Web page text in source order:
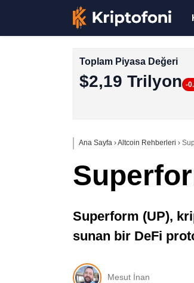
Toplam Piyasa Değeri
$2,19 Trilyon -
Ana Sayfa ›Altcoin Rehberleri ›
Superform (UP),
sunan bir DeFi
Mesut İnan